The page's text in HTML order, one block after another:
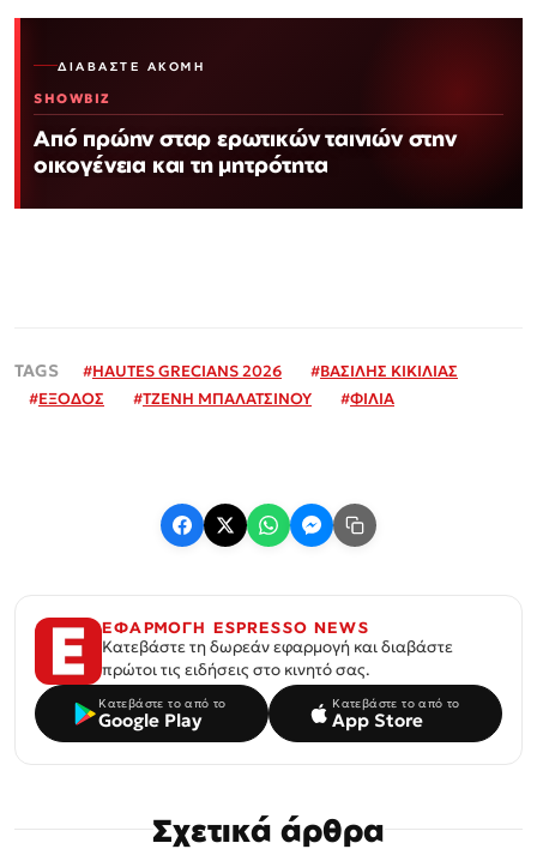
ΔΙΑΒΆΣΤΕ ΑΚΌΜΗ
SHOWBIZ
Από πρώην σταρ ερωτικών ταινιών στην
οικογένεια και τη μητρότητα
#HAUTES GRECIANS 2026 #ΒΑΣΙΛΗΣ ΚΙΚΙΛΙΑΣ
#ΕΞΟΔΟΣ #ΤΖΕΝΗ ΜΠΑΛΑΤΣΙΝΟΥ #ΦΙΛΙΑ
ΕΦΑΡΜΟΓΗ ESPRESSO NEWS
Κατεβάστε τη δωρεάν εφαρμογή και διαβάστε
πρώτοι τις ειδήσεις στο κινητό σας.
Κατεβάστε το από το
Google Play
Κατεβάστε το από το
App Store
Σχετικά άρθρα